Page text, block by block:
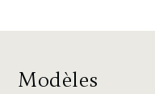
Modèles